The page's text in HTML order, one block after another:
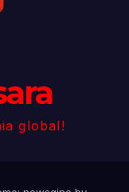
global!